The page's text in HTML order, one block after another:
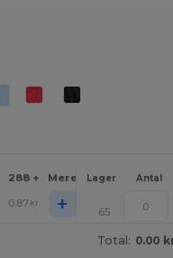
288 + Mere Lager Antal
0.87 kr + 65
Total: 0.00